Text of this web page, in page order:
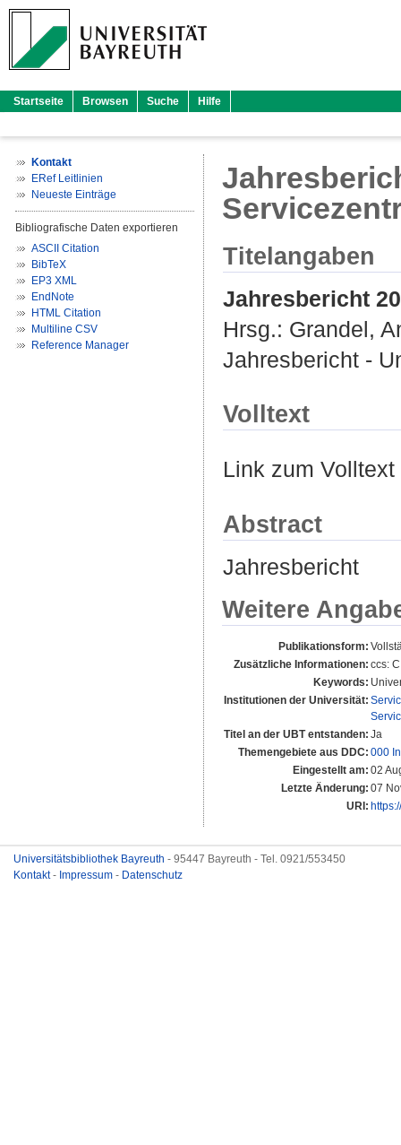
Startseite Browsen Suche Hilfe
Kontakt
ERef Leitlinien
Neueste Einträge
Bibliografische Daten exportieren
ASCII Citation
BibTeX
EP3 XML
EndNote
HTML Citation
Multiline CSV
Reference Manager
Titelangaben
Jahresbericht
Hrsg.: Grandel,
Jahresbericht -
Volltext
Link zum
Abstract
Jahresbericht
Weitere
Publikationsform:
Zusätzliche Informationen: ccs:
Keywords:
Institutionen der Universität:
Titel an der UBT entstanden: Ja
Themengebiete aus DDC: 000
Eingestellt am: 02
Letzte Änderung: 07
URI:
Universitätsbibliothek Bayreuth - 95447 Bayreuth - Tel. 0921/553450
Kontakt- Impressum - Datenschutz